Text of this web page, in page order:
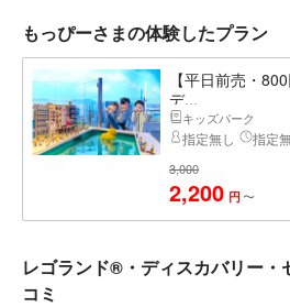
もっぴーさまの体験したプラン
【平日前売・
デ...
キッズパーク
指定無し 指定
3,000
2,200 円 〜
レゴランド®・ディスカバリー・
コミ